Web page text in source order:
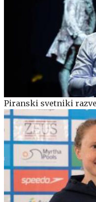
Piranski svetniki